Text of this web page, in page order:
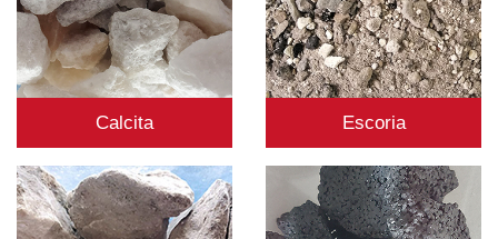
Calcita Escoria